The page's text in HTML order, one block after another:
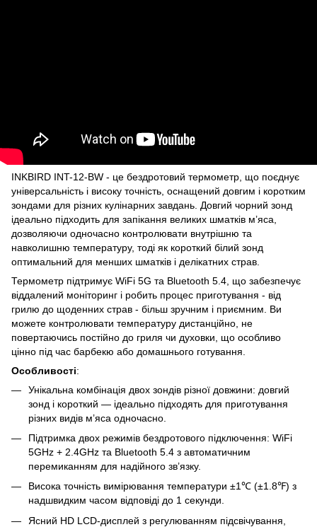
INKBIRD INT-12-BW - це бездротовий термометр, що поєднує
універсальність і високу точність, оснащений довгим і коротким
зондами для різних кулінарних завдань. Довгий чорний зонд
ідеально підходить для запікання великих шматків м’яса,
дозволяючи одночасно контролювати внутрішню та
навколишню температуру, тоді як короткий білий зонд
оптимальний для менших шматків і делікатних страв.
Термометр підтримує WiFi 5G та Bluetooth 5.4, що забезпечує
віддалений моніторинг і робить процес приготування - від
грилю до щоденних страв - більш зручним і приємним. Ви
можете контролювати температуру дистанційно, не
повертаючись постійно до гриля чи духовки, що особливо
цінно під час барбекю або домашнього готування.
Особливості:
Унікальна комбінація двох зондів різної довжини: довгий
зонд і короткий — ідеально підходять для приготування
різних видів м’яса одночасно.
Підтримка двох режимів бездротового підключення: WiFi
5GHz + 2.4GHz та Bluetooth 5.4 з автоматичним
перемиканням для надійного зв’язку.
Висока точність вимірювання температури ±1℃ (±1.8℉) з
надшвидким часом відповіді до 1 секунди.
Ясний HD LCD-дисплей з регулюванням підсвічування,